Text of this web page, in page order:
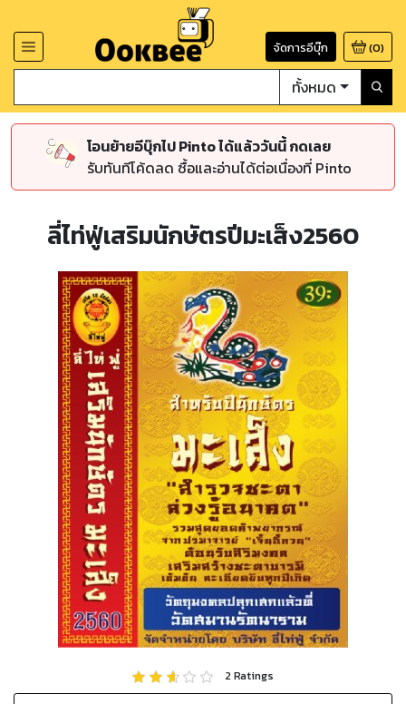
จัดการอีบุ๊ก (0)
ทั้งหมด
โอนย้ายอีบุ๊กไป Pinto ได้แล้ววันนี้ กดเลย
รับทันทีโค้ดลด ซื้อและอ่านได้ต่อเนื่องที่ Pinto
ลี่ไท่ฟู่เสริมนักษัตรปีมะเส็ง2560
2Ratings